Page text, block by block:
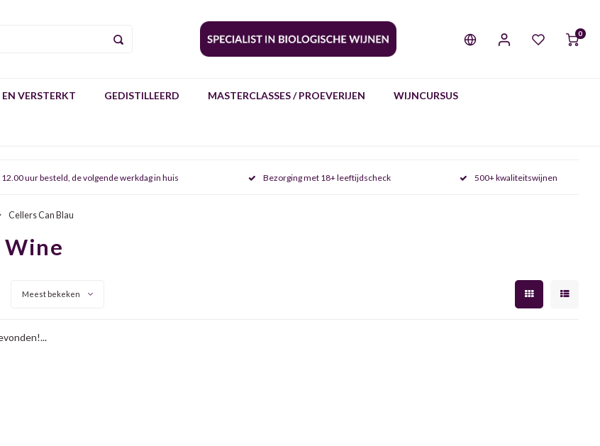
0
VERSTERKT GEDISTILLEERD MASTERCLASSES / PROEVERIJEN WIJNCURSUS
uur besteld, de volgende werkdag in huis Bezorging met 18+ leeftijdscheck 500+ kwaliteitswijnen
Cellers Can Blau
Wine
Meest bekeken